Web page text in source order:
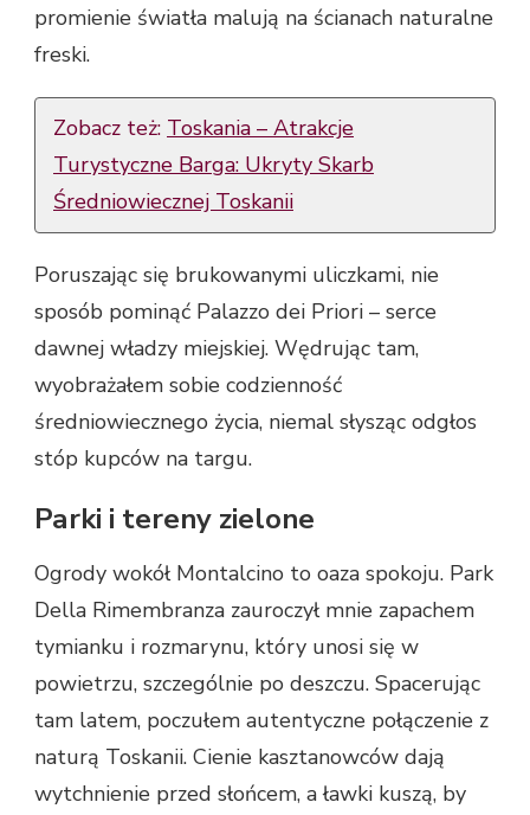
promienie światła malują na ścianach naturalne
freski.
Zobacz też: Toskania – Atrakcje
Turystyczne Barga: Ukryty Skarb
Średniowiecznej Toskanii
Poruszając się brukowanymi uliczkami, nie
sposób pominąć Palazzo dei Priori – serce
dawnej władzy miejskiej. Wędrując tam,
wyobrażałem sobie codzienność
średniowiecznego życia, niemal słysząc odgłos
stóp kupców na targu.
Parki i tereny zielone
Ogrody wokół Montalcino to oaza spokoju. Park
Della Rimembranza zauroczył mnie zapachem
tymianku i rozmarynu, który unosi się w
powietrzu, szczególnie po deszczu. Spacerując
tam latem, poczułem autentyczne połączenie z
naturą Toskanii. Cienie kasztanowców dają
wytchnienie przed słońcem, a ławki kuszą, by